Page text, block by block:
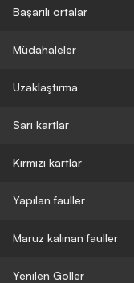
Başarılı ortalar
Müdahaleler
Uzaklaştırma
Sarı kartlar
Kırmızı kartlar
Yapılan fauller
Maruz kalınan fauller
Yenilen Goller